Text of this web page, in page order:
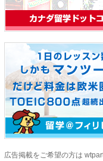
広告掲載をご希望の方は